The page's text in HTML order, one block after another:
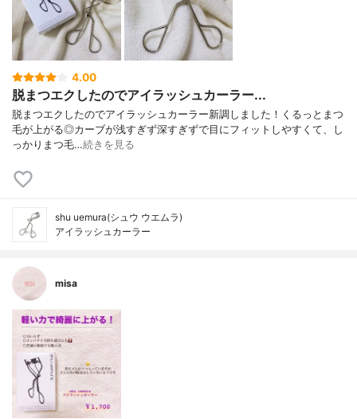
4.00
脱まつエクしたのでアイラッシュカーラー...
脱まつエクしたのでアイラッシュカーラー新調しました！くるっとまつ
毛が上がる◎カーブが浅すぎず深すぎずで目にフィットしやすくて、し
っかりまつ毛…続きを見る
shu uemura(シュウ ウエムラ)
アイラッシュカーラー
misa